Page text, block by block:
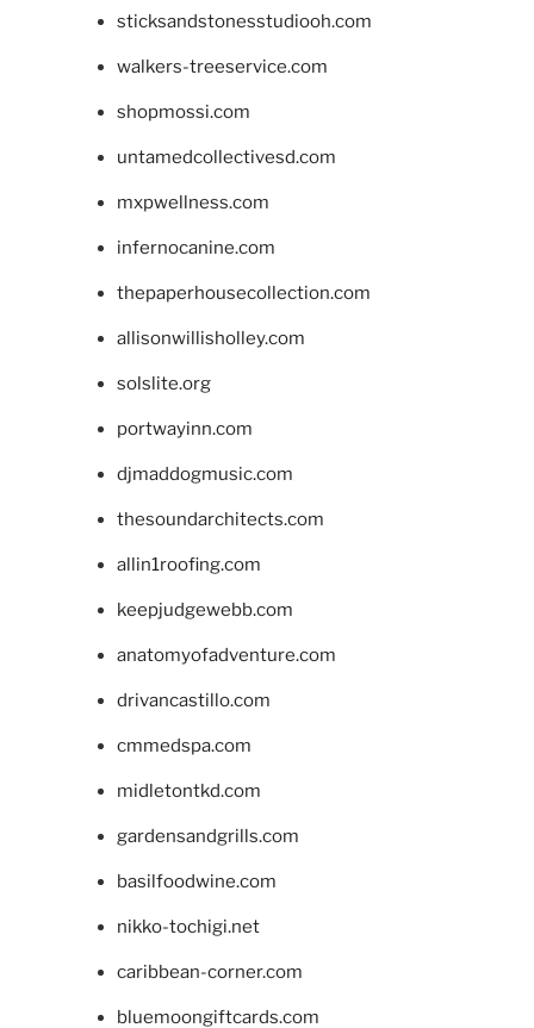
sticksandstonesstudiooh.com
walkers-treeservice.com
shopmossi.com
untamedcollectivesd.com
mxpwellness.com
infernocanine.com
thepaperhousecollection.com
allisonwillisholley.com
solslite.org
portwayinn.com
djmaddogmusic.com
thesoundarchitects.com
allin1roofing.com
keepjudgewebb.com
anatomyofadventure.com
drivancastillo.com
cmmedspa.com
midletontkd.com
gardensandgrills.com
basilfoodwine.com
nikko-tochigi.net
caribbean-corner.com
bluemoongiftcards.com